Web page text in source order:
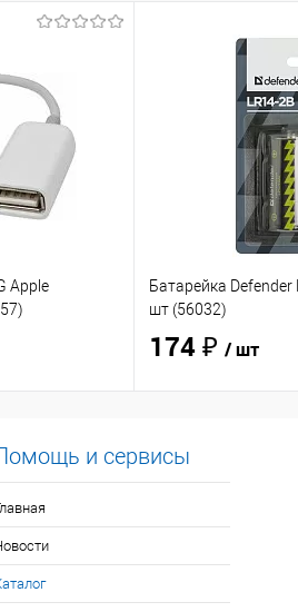
Apple
Батарейка Defender
шт (56032)
174 ₽ / шт
и сервисы